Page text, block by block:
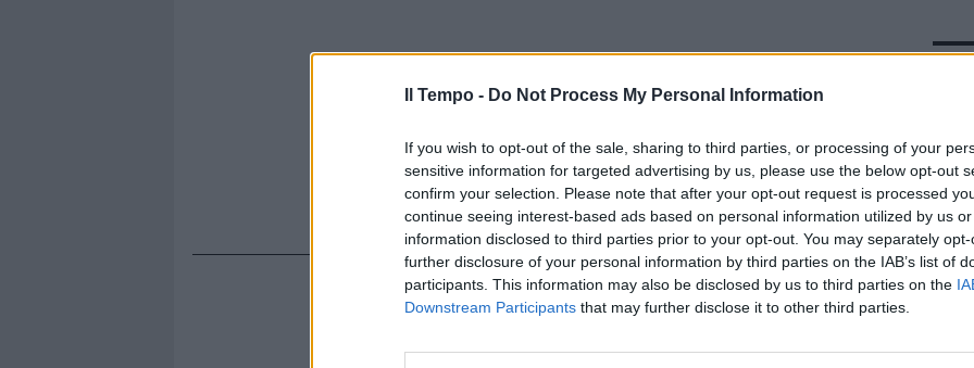
Il Tempo - Do Not Process My Personal Information
If you wish to opt-out of the sale, sharing to third parties, or processing of your
sensitive information for targeted advertising by us, please use the below opt-out
confirm your selection. Please note that after your opt-out request is processed
continue seeing interest-based ads based on personal information utilized by us
information disclosed to third parties prior to your opt-out. You may separately
further disclosure of your personal information by third parties on the IAB’s list of
participants. This information may also be disclosed by us to third parties on the
Downstream Participants that may further disclose it to other third parties.
In